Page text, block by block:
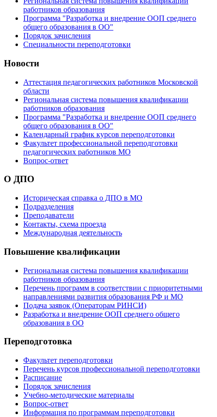
работников образования
Программа "Разработка и внедрение ООП среднего
общего образования в ОО"
Порядок зачисления
Специальности переподготовки
Новости
Аттестация педагогических работников Московской
области
Региональная система повышения квалификации
работников образования
Программа "Разработка и внедрение ООП среднего
общего образования в ОО"
Календарный график курсов переподготовки
Факультет профессиональной переподготовки
педагогических работников МО
Вопрос-ответ
О ДПО
Историческая справка о ДПО в МО
Подразделения
Преподаватели
Контакты, схема проезда
Международная деятельность
Повышение квалификации
Региональная система повышения квалификации
работников образования
Перечень программ в соответствии с приоритетными
направлениями развития образования РФ и МО
Подача заявок (Операторам РИНСИ)
Разработка и внедрение ООП среднего общего
образования в ОО
Переподготовка
Факультет переподготовки
Перечень курсов профессиональной переподготовки
Расписание
Порядок зачисления
Учебно-методические материалы
Вопрос-ответ
Информация по программам переподготовки